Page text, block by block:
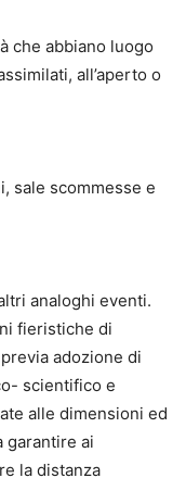
che abbiano luogo
all’aperto o
sale scommesse e
analoghi eventi.
fieristiche di
adozione di
scientifico e
alle dimensioni ed
garantire ai
la distanza